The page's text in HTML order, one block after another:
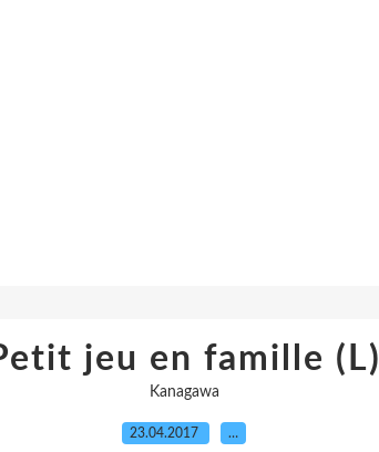
jeu en famille (L)
Kanagawa
23.04.2017 …